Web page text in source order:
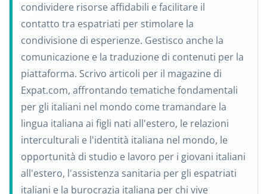
condividere risorse affidabili e facilitare il
contatto tra espatriati per stimolare la
condivisione di esperienze. Gestisco anche la
comunicazione e la traduzione di contenuti per la
piattaforma. Scrivo articoli per il magazine di
Expat.com, affrontando tematiche fondamentali
per gli italiani nel mondo come tramandare la
lingua italiana ai figli nati all'estero, le relazioni
interculturali e l'identità italiana nel mondo, le
opportunità di studio e lavoro per i giovani italiani
all'estero, l'assistenza sanitaria per gli espatriati
italiani e la burocrazia italiana per chi vive